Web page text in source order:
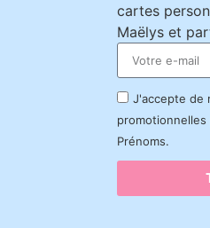
cartes
Maëlys et
J'accepte de
Prénoms.